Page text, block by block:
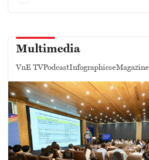
Multimedia
VnE TVPodcastInfographicseMagazine